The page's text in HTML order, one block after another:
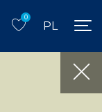
0
PL